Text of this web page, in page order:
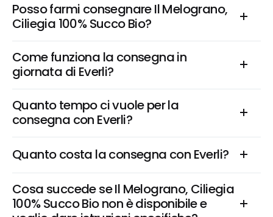
Posso farmi consegnare Il Melograno,
Ciliegia 100% Succo Bio?
Come funziona la consegna in
giornata di Everli?
Quanto tempo ci vuole per la
consegna con Everli?
Quanto costa la consegna con Everli?
Cosa succede se Il Melograno, Ciliegia
100% Succo Bio non è disponibile e